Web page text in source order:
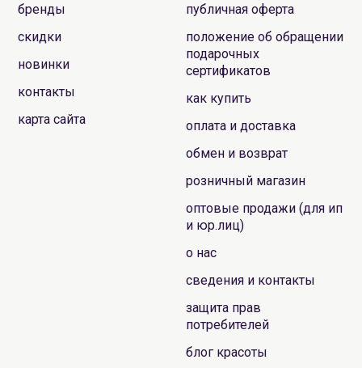
бренды
скидки
новинки
контакты
карта сайта
публичная оферта
положение об обращении
подарочных
сертификатов
как купить
оплата и доставка
обмен и возврат
розничный магазин
оптовые продажи (для ип
и юр.лиц)
о нас
сведения и контакты
защита прав
потребителей
блог красоты